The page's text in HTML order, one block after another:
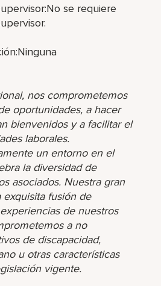
se requiere
nos comprometemos
oportunidades, a hacer
bienvenidos y a facilitar el
laborales.
un entorno en el
la diversidad de
asociados. Nuestra gran
fusión de
de nuestros
a no
de discapacidad,
u otras características
vigente.